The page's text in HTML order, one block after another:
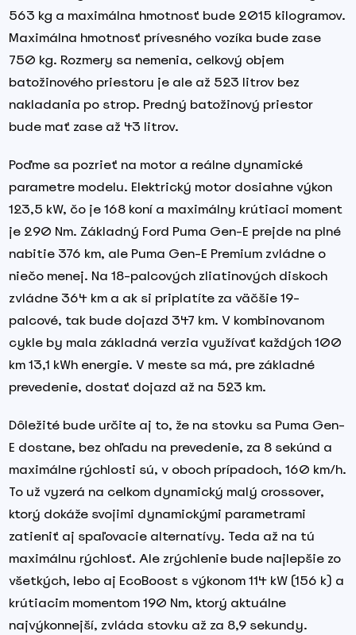
563 kg a maximálna hmotnosť bude 2015 kilogramov.
Maximálna hmotnosť prívesného vozíka bude zase
750 kg. Rozmery sa nemenia, celkový objem
batožinového priestoru je ale až 523 litrov bez
nakladania po strop. Predný batožinový priestor
bude mať zase až 43 litrov.
Poďme sa pozrieť na motor a reálne dynamické
parametre modelu. Elektrický motor dosiahne výkon
123,5 kW, čo je 168 koní a maximálny krútiaci moment
je 290 Nm. Základný Ford Puma Gen-E prejde na plné
nabitie 376 km, ale Puma Gen-E Premium zvládne o
niečo menej. Na 18-palcových zliatinových diskoch
zvládne 364 km a ak si priplatíte za väčšie 19-
palcové, tak bude dojazd 347 km. V kombinovanom
cykle by mala základná verzia využívať každých 100
km 13,1 kWh energie. V meste sa má, pre základné
prevedenie, dostať dojazd až na 523 km.
Dôležité bude určite aj to, že na stovku sa Puma Gen-
E dostane, bez ohľadu na prevedenie, za 8 sekúnd a
maximálne rýchlosti sú, v oboch prípadoch, 160 km/h.
To už vyzerá na celkom dynamický malý crossover,
ktorý dokáže svojimi dynamickými parametrami
zatieniť aj spaľovacie alternatívy. Teda až na tú
maximálnu rýchlosť. Ale zrýchlenie bude najlepšie zo
všetkých, lebo aj EcoBoost s výkonom 114 kW (156 k) a
krútiacim momentom 190 Nm, ktorý aktuálne
najvýkonnejší, zvláda stovku až za 8,9 sekundy.